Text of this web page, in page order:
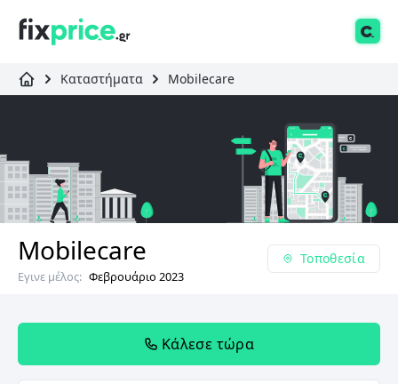
Καταστήματα Mobilecare
Mobilecare
Εγινε μέλος: Φεβρουάριο 2023
Τοποθεσία
Κάλεσε τώρα